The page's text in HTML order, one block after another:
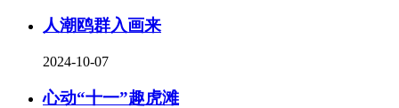
人潮鸥群入画来
2024-10-07
心动“十一”趣虎滩